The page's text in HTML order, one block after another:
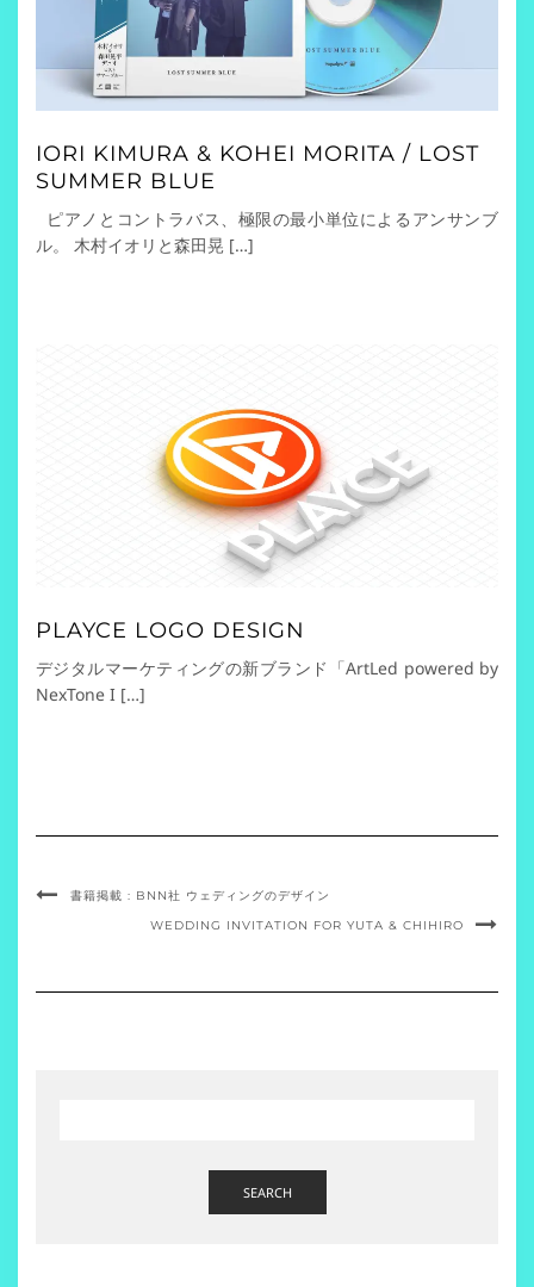
IORI KIMURA & KOHEI MORITA / LOST
SUMMER BLUE
ピアノとコントラバス、極限の最小単位によるアンサンブ
ル。 木村イオリと森田晃 […]
PLAYCE LOGO DESIGN
デジタルマーケティングの新ブランド「ArtLed powered by
NexTone I […]
書籍掲載 : BNN社 ウェディングのデザイン
WEDDING INVITATION FOR YUTA & CHIHIRO
SEARCH